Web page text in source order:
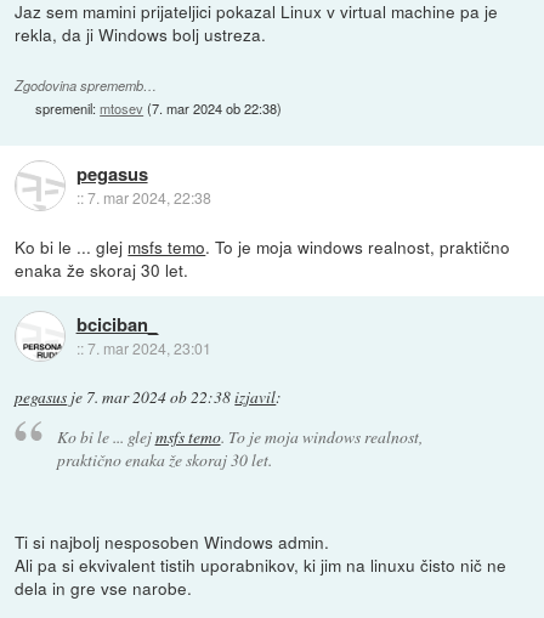
Jaz sem mamini prijateljici pokazal Linux v virtual machine pa je
rekla, da ji Windows bolj ustreza.
Zgodovina sprememb…
spremenil:mtosev(7. mar 2024 ob 22:38)
pegasus
::7. mar 2024, 22:38
Ko bi le ... glej msfs temo. To je moja windows realnost, praktično
enaka že skoraj 30 let.
bciciban_
::7. mar 2024, 23:01
pegasus je 7. mar 2024 ob 22:38izjavil:
Ko bi le ... glejmsfs temo. To je moja windows realnost,
praktično enaka že skoraj 30 let.
Ti si najbolj nesposoben Windows admin.
Ali pa si ekvivalent tistih uporabnikov, ki jim na linuxu čisto nič ne
dela in gre vse narobe.